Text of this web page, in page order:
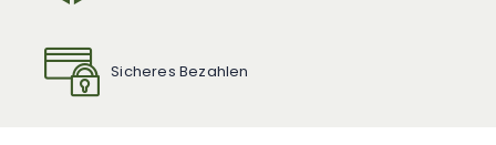
Sicheres Bezahlen